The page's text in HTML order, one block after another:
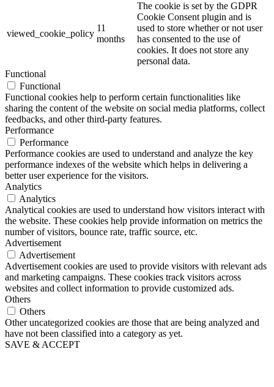
viewed_cookie_policy
11
months
The cookie is set by the GDPR
Cookie Consent plugin and is
used to store whether or not user
has consented to the use of
cookies. It does not store any
personal data.
Functional
Functional
Functional cookies help to perform certain functionalities like
sharing the content of the website on social media platforms, collect
feedbacks, and other third-party features.
Performance
Performance
Performance cookies are used to understand and analyze the key
performance indexes of the website which helps in delivering a
better user experience for the visitors.
Analytics
Analytics
Analytical cookies are used to understand how visitors interact with
the website. These cookies help provide information on metrics the
number of visitors, bounce rate, traffic source, etc.
Advertisement
Advertisement
Advertisement cookies are used to provide visitors with relevant ads
and marketing campaigns. These cookies track visitors across
websites and collect information to provide customized ads.
Others
Others
Other uncategorized cookies are those that are being analyzed and
have not been classified into a category as yet.
SAVE & ACCEPT